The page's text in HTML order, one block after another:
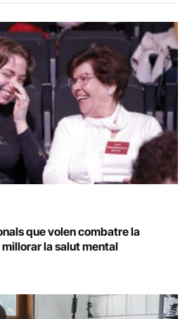
que volen combatre la
la salut mental